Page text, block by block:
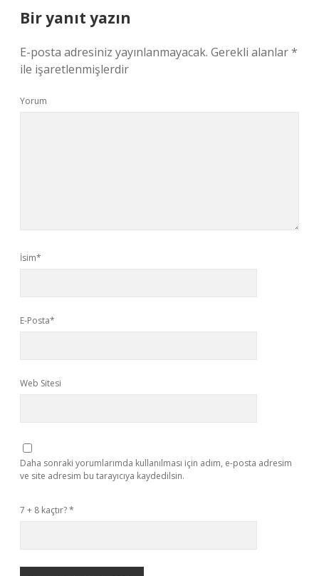
Bir yanıt yazın
E-posta adresiniz yayınlanmayacak. Gerekli alanlar*
ile işaretlenmişlerdir
Yorum
İsim*
E-Posta*
Web Sitesi
Daha sonraki yorumlarımda kullanılması için adım, e-posta adresim
ve site adresim bu tarayıcıya kaydedilsin.
7 + 8 kaçtır?*